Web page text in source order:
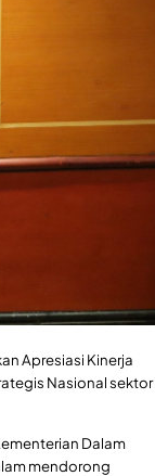
Apresiasi Kinerja
Nasional sektor
Dalam
mendorong